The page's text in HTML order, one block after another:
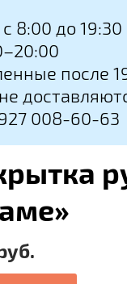
8:00 до 19:30
после
008-60-63